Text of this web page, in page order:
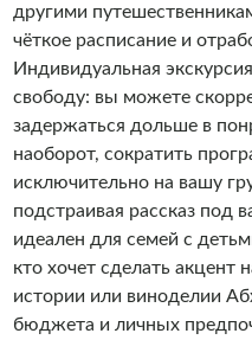
другими
чёткое расписание и
Индивидуальная
свободу: вы можете
задержаться дольше в
наоборот, сократить
исключительно на вашу
подстраивая рассказ под
идеален для семей с
кто хочет сделать акцент
истории или виноделии
бюджета и личных